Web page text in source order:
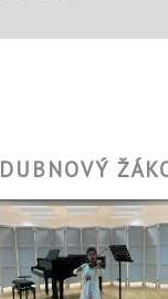
DUBNOVÝ